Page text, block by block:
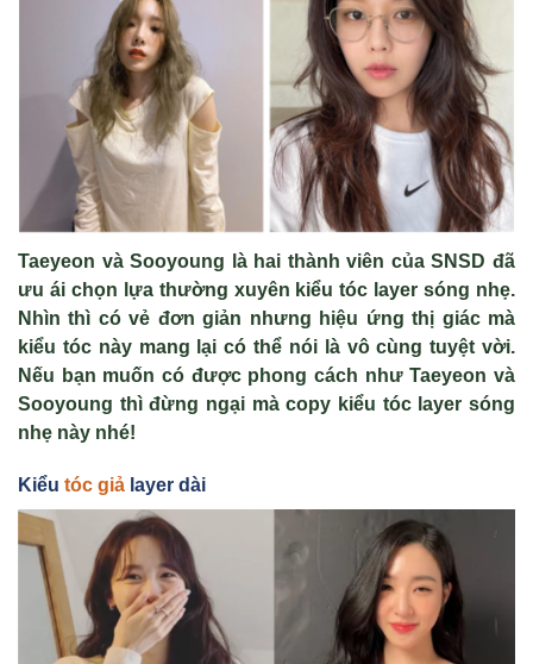
Taeyeon và Sooyoung là hai thành viên của SNSD đã
ưu ái chọn lựa thường xuyên kiểu tóc layer sóng nhẹ.
Nhìn thì có vẻ đơn giản nhưng hiệu ứng thị giác mà
kiểu tóc này mang lại có thể nói là vô cùng tuyệt vời.
Nếu bạn muốn có được phong cách như Taeyeon và
Sooyoung thì đừng ngại mà copy kiểu tóc layer sóng
nhẹ này nhé!
Kiểu tóc giả layer dài